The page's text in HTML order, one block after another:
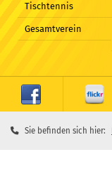
Tischtennis
Gesamtverein
Sie befinden sich hier: